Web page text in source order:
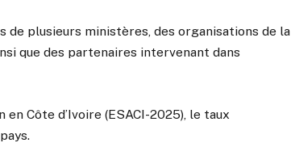
plusieurs ministères, des organisations de la
que des partenaires intervenant dans
Côte d’Ivoire (ESACI-2025), le taux